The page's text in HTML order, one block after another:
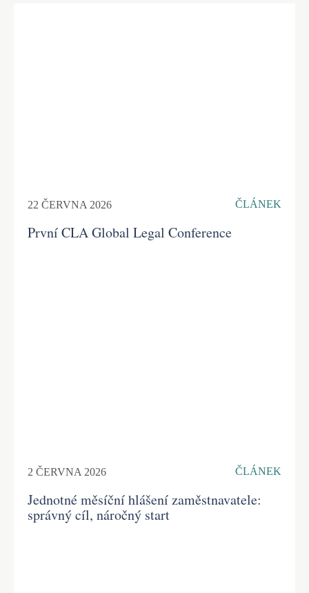
22 ČERVNA 2026 ČLÁNEK
První CLA Global Legal Conference
2 ČERVNA 2026 ČLÁNEK
Jednotné měsíční hlášení zaměstnavatele:
správný cíl, náročný start